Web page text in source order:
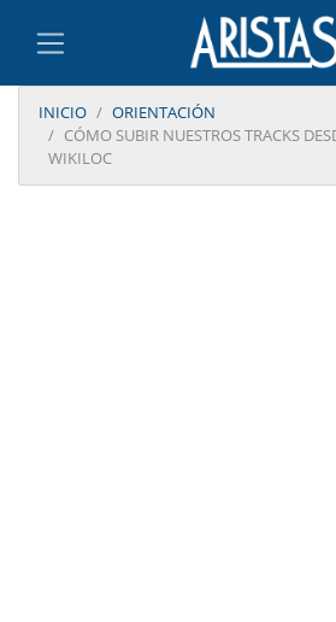
INICIO
ORIENTACIÓN
CÓMO SUBIR NUESTROS TRACKS
WIKILOC